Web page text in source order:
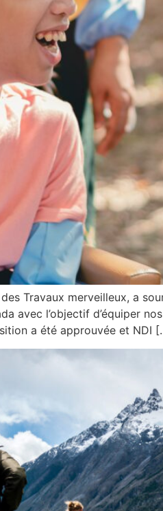
Travaux merveilleux, a
avec l’objectif d’équiper
a été approuvée et NDI